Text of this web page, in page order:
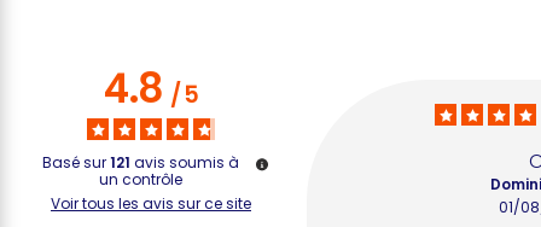
4.8/5
Basé sur121 avis soumis à
un contrôle
Voir tous les avis sur ce site
01/